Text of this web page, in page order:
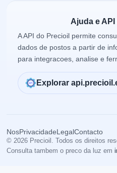
Ajuda e
A API do Precioil permite
dados de postos a partir de
para integracoes, analise e
Explorar
NosPrivacidadeLegalContacto
© 2026 Precioil. Todos os direitos
Consulta tambem o preco da luz em